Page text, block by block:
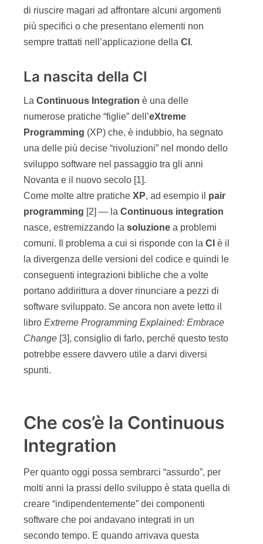
di riuscire magari ad affrontare alcuni argomenti
più specifici o che presentano elementi non
sempre trattati nell’applicazione della CI .
La nascita della CI
La Continuous Integration è una delle
numerose pratiche “figlie” dell’eXtreme
Programming (XP) che, è indubbio, ha segnato
una delle più decise “rivoluzioni” nel mondo dello
sviluppo software nel passaggio tra gli anni
Novanta e il nuovo secolo [1].
Come molte altre pratiche XP, ad esempio il pair
programming [2] — la Continuous integration
nasce, estremizzando la soluzione a problemi
comuni. Il problema a cui si risponde con la CI è il
la divergenza delle versioni del codice e quindi le
conseguenti integrazioni bibliche che a volte
portano addirittura a dover rinunciare a pezzi di
software sviluppato. Se ancora non avete letto il
libro Extreme Programming Explained: Embrace
Change [3], consiglio di farlo, perché questo testo
potrebbe essere davvero utile a darvi diversi
spunti.
Che cos’è la Continuous
Integration
Per quanto oggi possa sembrarci “assurdo”, per
molti anni la prassi dello sviluppo è stata quella di
creare “indipendentemente” dei componenti
software che poi andavano integrati in un
secondo tempo. E quando arrivava questa